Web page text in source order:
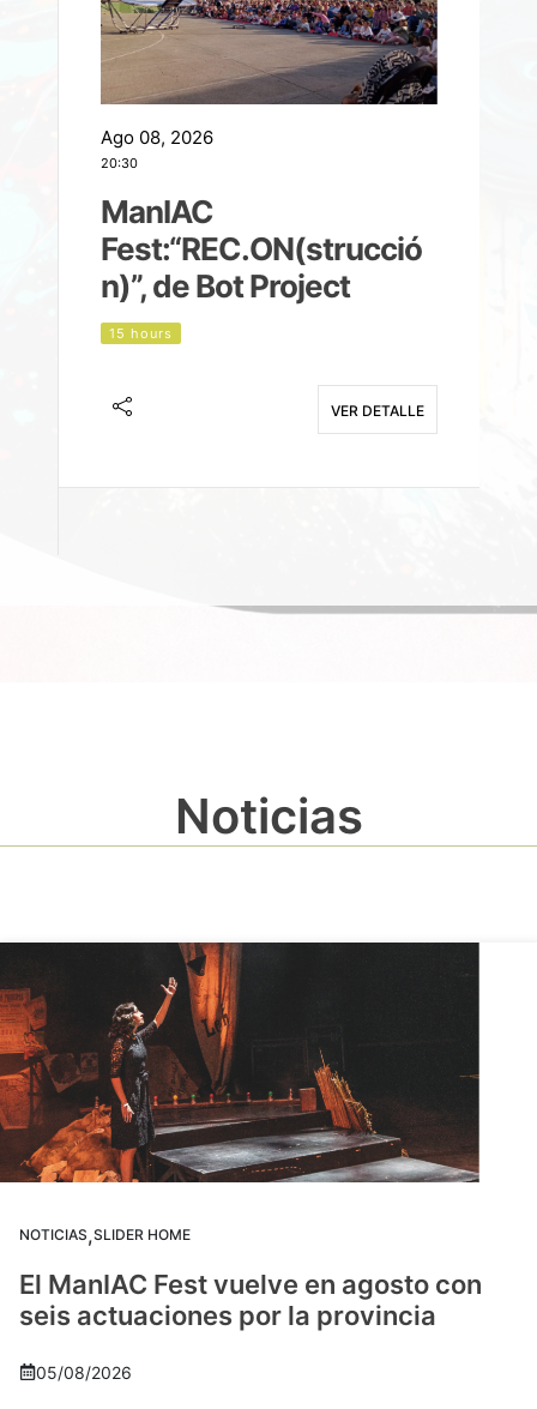
Ago 08, 2026
20:30
ManIAC
Fest:“REC.ON(strucció
n)”, de Bot Project
15 hours
VER DETALLE
Noticias
NOTICIAS,SLIDER HOME
El ManIAC Fest vuelve en agosto con
seis actuaciones por la provincia
05/08/2026